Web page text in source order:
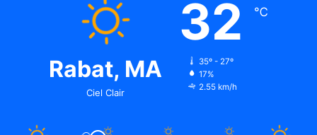
Rabat, MA
Ciel Clair
32 ℃
35º - 27º
17%
2.55 km/h